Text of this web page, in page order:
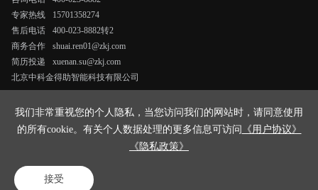
专家热线
15701358274
售后电话
400-023-8882转2
商务合作
shuai.ren01@zkj.com
简历投递
xuenan.su@zkj.com
北京中科金得助智能科技有限公司
《法律申明与隐私政策》
《用户协议》
我们非常重视您的个人隐私，当您访问我们的网站时，请同意使用
的所有cookie。有关个人数据处理的更多信息可访问 《用户协议》
《隐私政策》
接受